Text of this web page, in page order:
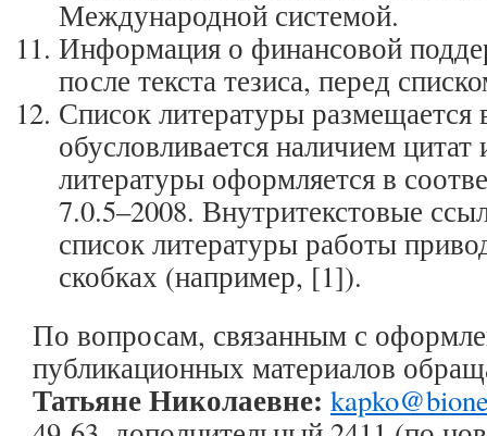
Международной системой.
Информация о финансовой
после текста тезиса, перед
Список литературы размещается
обусловливается наличием
литературы оформляется в
7.0.5–2008. Внутритекстовые
список литературы работы
скобках (например, [1]).
По вопросам, связанным с
публикационных материалов
Татьяне Николаевне: